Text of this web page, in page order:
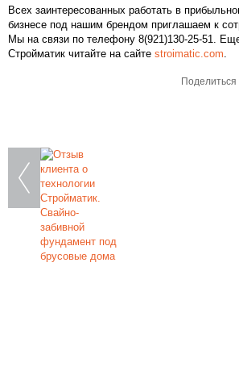
Всех заинтересованных работать в
бизнесе под нашим брендом приглашаем к
Мы на связи по телефону 8(921)130-25-51.
Стройматик читайте на сайте stroimatic.com.
Поделиться